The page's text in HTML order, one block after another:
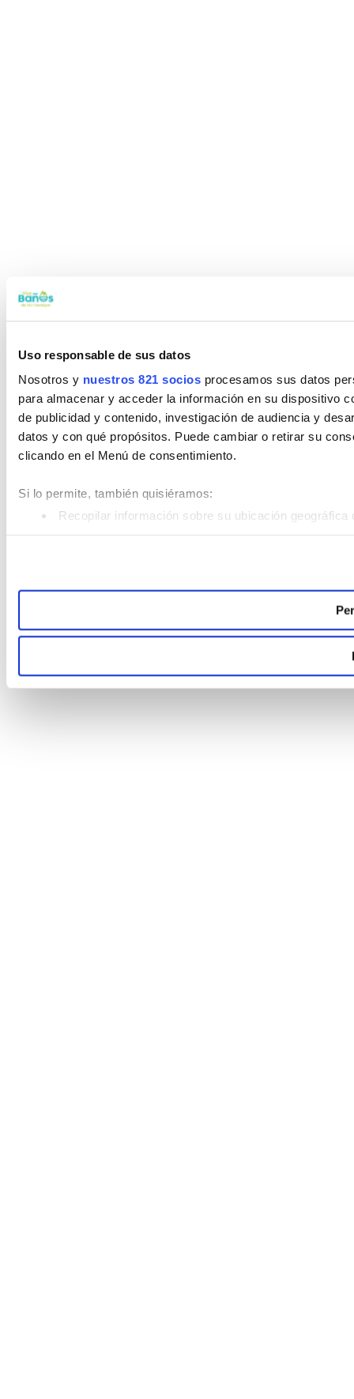
Uso responsable de sus datos
Nosotros y nuestros 821 socios procesamos sus datos
para almacenar y acceder la información en su dispositivo
de publicidad y contenido, investigación de audiencia y
datos y con qué propósitos. Puede cambiar o retirar su
clicando en el Menú de consentimiento.
Si lo permite, también quisiéramos:
Recopilar información sobre su ubicación
Las cookies de este sitio web se usan para personalizar
analizar el tráfico. Además, compartimos información
sociales, publicidad y análisis web, quienes pueden